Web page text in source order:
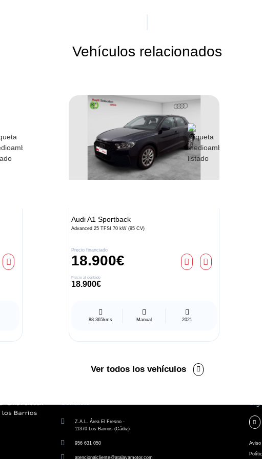
Vehículos relacionados
Audi A1 Sportback
Advanced 25 TFSI 70 kW (95 CV)
Precio financiado
18.900€
Precio al contado
18.900€
88.365kms Manual 2021
Ver todos los vehículos
Z.A.L. Área El Fresno -
11370 Los Barrios (Cádiz)
956 631 050
atencionalcliente@atalayamotor.com
Aviso